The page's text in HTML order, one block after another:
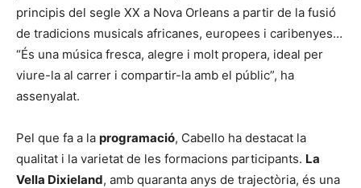
principis del segle XX a Nova Orleans a partir de la fusió
de tradicions musicals africanes, europees i caribenyes…
“És una música fresca, alegre i molt propera, ideal per
viure-la al carrer i compartir-la amb el públic”, ha
assenyalat.
Pel que fa a la programació, Cabello ha destacat la
qualitat i la varietat de les formacions participants. La
Vella Dixieland, amb quaranta anys de trajectòria, és una